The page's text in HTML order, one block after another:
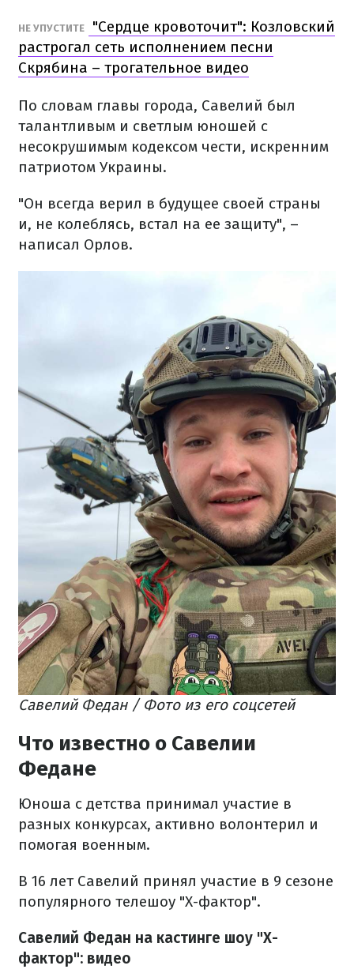
НЕ УПУСТИТЕ
"Сердце кровоточит": Козловский
растрогал сеть исполнением песни
Скрябина – трогательное видео
По словам главы города, Савелий был
талантливым и светлым юношей с
несокрушимым кодексом чести, искренним
патриотом Украины.
"Он всегда верил в будущее своей страны
и, не колеблясь, встал на ее защиту", –
написал Орлов.
Савелий Федан / Фото из его соцсетей
Что известно о Савелии
Федане
Юноша с детства принимал участие в
разных конкурсах, активно волонтерил и
помогая военным.
В 16 лет Савелий принял участие в 9 сезоне
популярного телешоу "Х-фактор".
Савелий Федан на кастинге шоу "Х-
фактор": видео